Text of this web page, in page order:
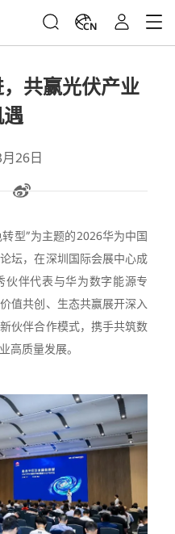
CN
共赢光伏产业
遇
26日
型”为主题的2026华为中国
坛，在深圳国际会展中心成
伙伴代表与华为数字能源专
值共创、生态共赢展开深入
伙伴合作模式，携手共筑数
高质量发展。